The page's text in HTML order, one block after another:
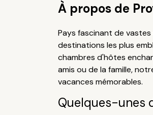
À propos de
Pays fascinant de
destinations les plus
chambres d'hôtes
amis ou de la famille,
vacances mémorables.
Quelques-unes